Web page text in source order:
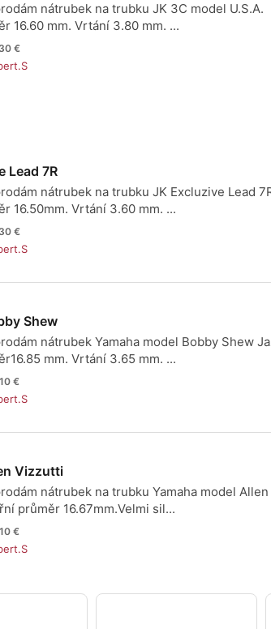
nátrubek na trubku JK 3C model U.S.A.
16.60 mm. Vrtání 3.80 mm. ...
€
Lead 7R
nátrubek na trubku JK Excluzive Lead
16.50mm. Vrtání 3.60 mm. ...
€
Shew
nátrubek Yamaha model Bobby Shew
mm. Vrtání 3.65 mm. ...
€
Vizzutti
nátrubek na trubku Yamaha model Allen
průměr 16.67mm.Velmi sil...
€